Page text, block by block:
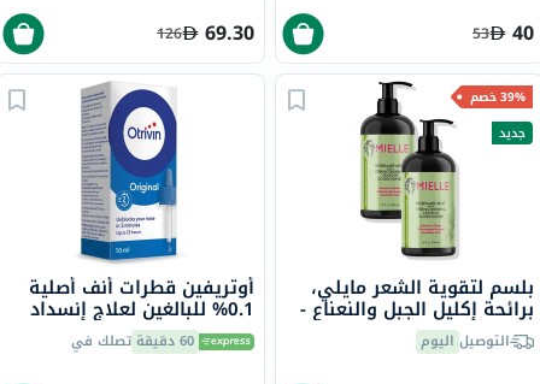
40
53
69.30
126
39% خصم
جديد
بلسم لتقوية الشعر مايلي،
برائحة إكليل الجبل والنعناع -
2 × 355 مل التوصيل اليوم
أوتريفين قطرات أنف أصلية
0.1% للبالغين لعلاج إنسداد
الأنف 10 مل 60 دقيقة تصلك في